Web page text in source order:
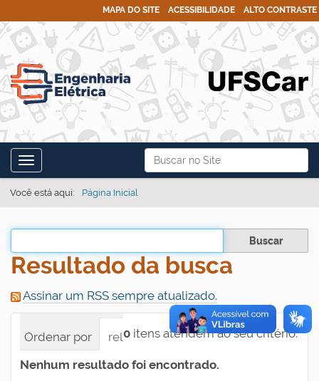
Busca
Busca Avançada…
MAPA DO SITE ACESSIBILIDADE ALTO CONTRASTE
Toggle navigation
Você está aqui: Página Inicial
Filtrar os resultados
Resultado da busca
Assinar um RSS sempre atualizado.
0 itens atendem ao seu critério.
Ordenar por relevância
data (mais recente
Nenhum resultado foi encontrado.